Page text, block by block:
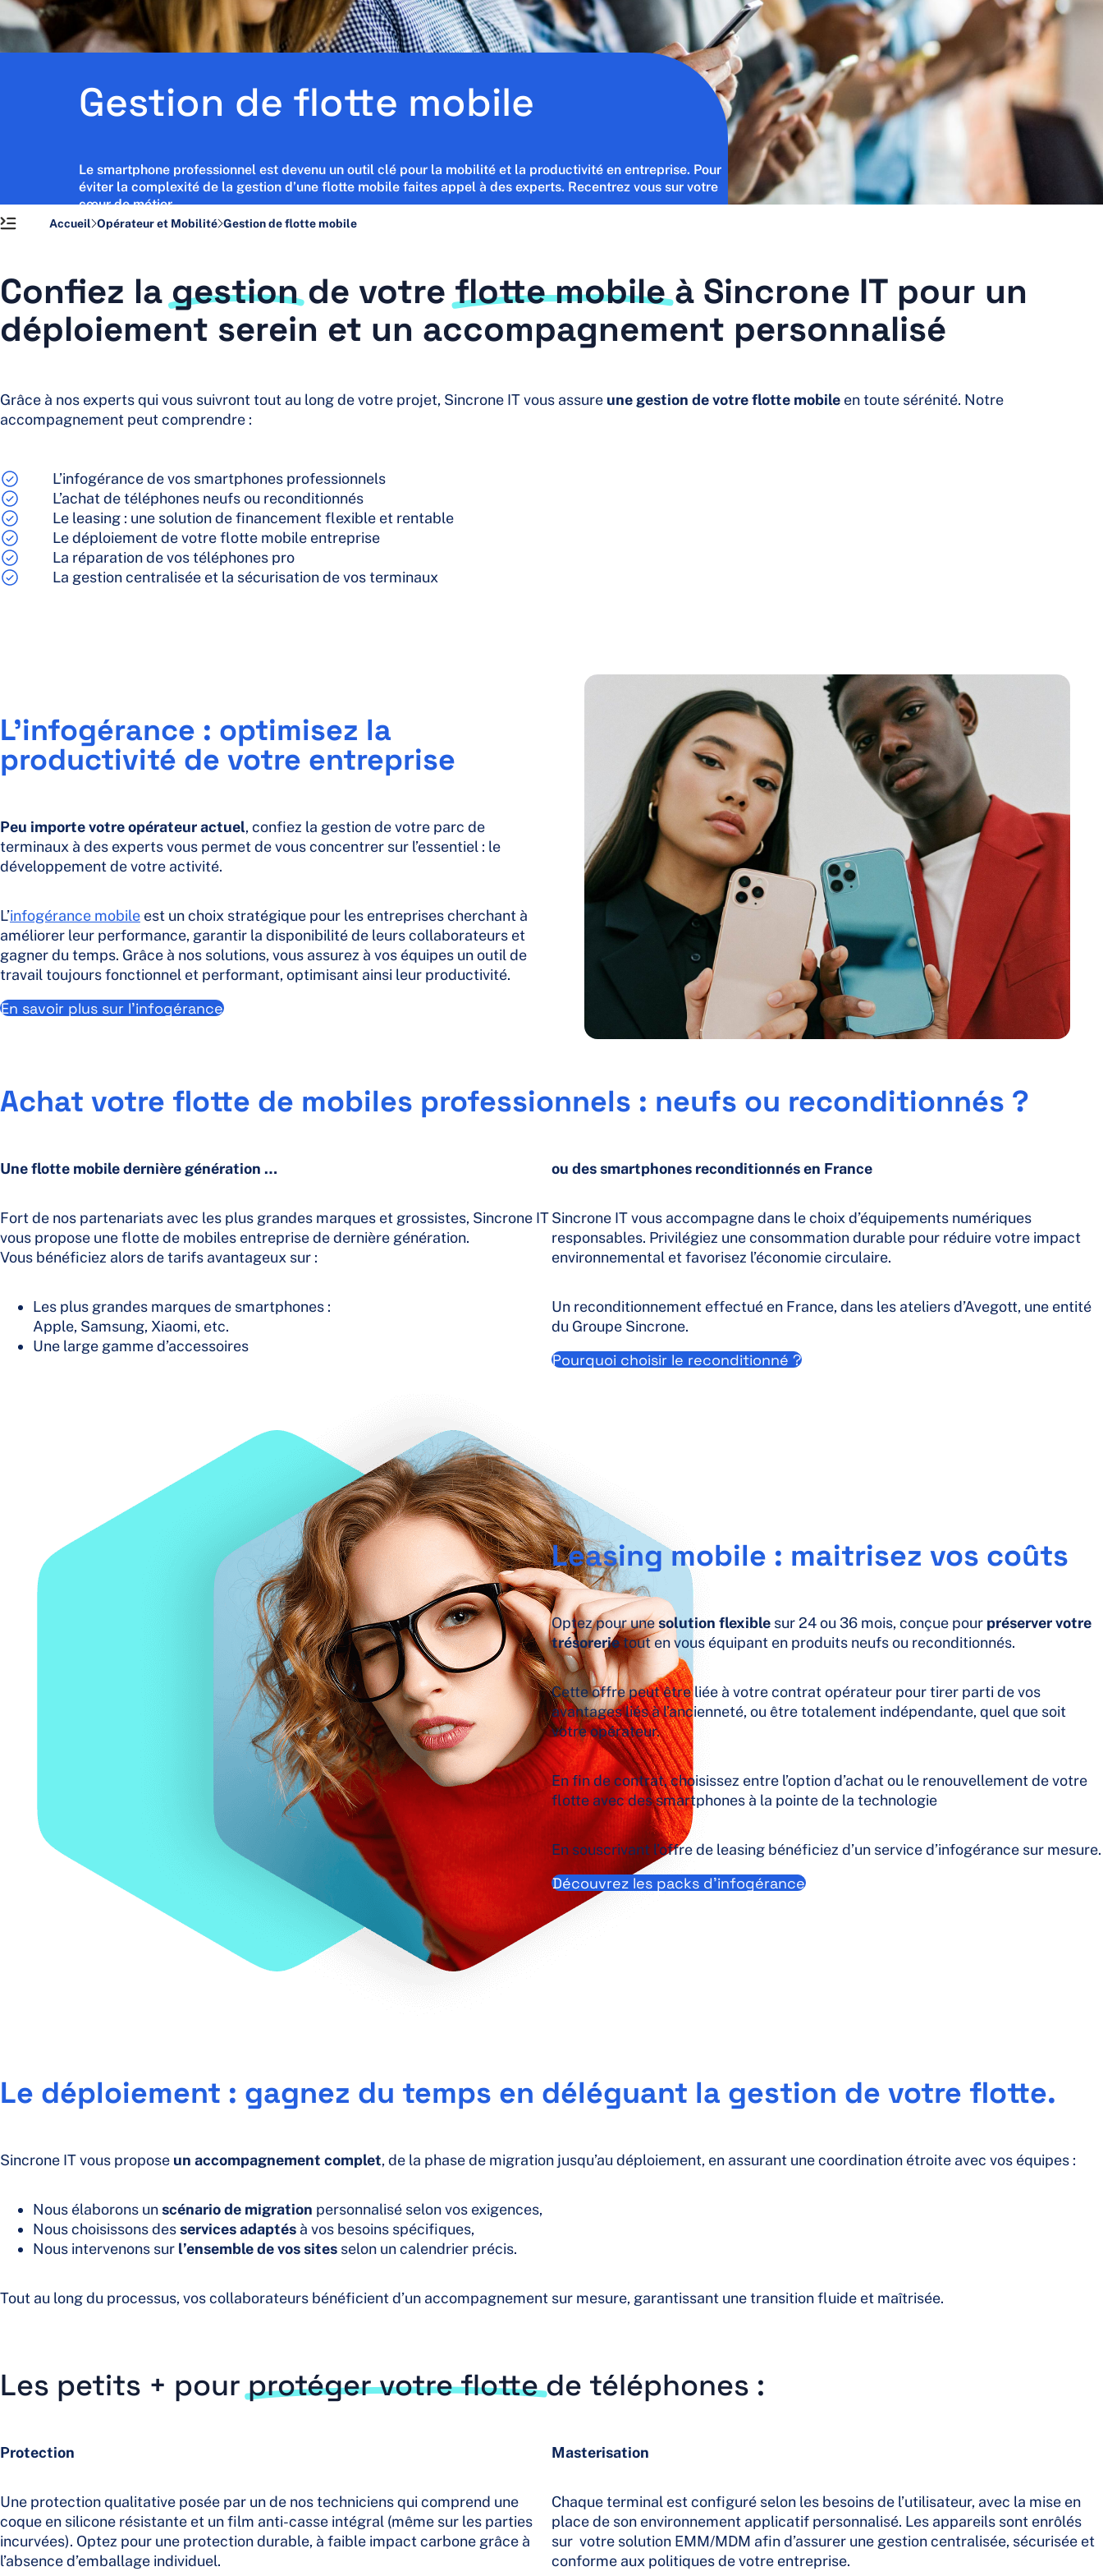
Actus et Ressources
Contact
Support
Gestion de flotte mobile
Le smartphone professionnel est devenu un outil clé pour la mobilité et la productivité en entreprise. Pour
éviter la complexité de la gestion d’une flotte mobile faites appel à des experts. Recentrez vous sur votre
cœur de métier.
Accueil Opérateur et Mobilité Gestion de flotte mobile
Confiez lagestionde votreflotte mobileà Sincrone IT pour un
déploiement serein et un accompagnement personnalisé
Grâce à nos experts qui vous suivront tout au long de votre projet, Sincrone IT vous assure une gestion de votre flotte mobile en toute sérénité. Notre
accompagnement peut comprendre :
L’infogérance de vos smartphones professionnels
L’achat de téléphones neufs ou reconditionnés
Le leasing : une solution de financement flexible et rentable
Le déploiement de votre flotte mobile entreprise
La réparation de vos téléphones pro
La gestion centralisée et la sécurisation de vos terminaux
L’infogérance : optimisez la
productivité de votre entreprise
Peu importe votre opérateur actuel, confiez la gestion de votre parc de
terminaux à des experts vous permet de vous concentrer sur l’essentiel : le
développement de votre activité.
L’infogérance mobile est un choix stratégique pour les entreprises cherchant à
améliorer leur performance, garantir la disponibilité de leurs collaborateurs et
gagner du temps. Grâce à nos solutions, vous assurez à vos équipes un outil de
travail toujours fonctionnel et performant, optimisant ainsi leur productivité.
En savoir plus sur l’infogérance
Achat votre flotte de mobiles professionnels : neufs ou reconditionnés ?
Une flotte mobile dernière génération …
Fort de nos partenariats avec les plus grandes marques et grossistes, Sincrone IT
vous propose une flotte de mobiles entreprise de dernière génération.
Vous bénéficiez alors de tarifs avantageux sur :
Les plus grandes marques de smartphones :
Apple, Samsung, Xiaomi, etc.
Une large gamme d’accessoires
ou des smartphones reconditionnés en France
Sincrone IT vous accompagne dans le choix d’équipements numériques
responsables. Privilégiez une consommation durable pour réduire votre impact
environnemental et favorisez l’économie circulaire.
Un reconditionnement effectué en France, dans les ateliers d’Avegott, une entité
du Groupe Sincrone.
Pourquoi choisir le reconditionné ?
Leasing mobile : maitrisez vos coûts
Optez pour unesolution flexible sur 24 ou 36 mois, conçue pour préserver votre
trésorerietout en vous équipant en produits neufs ou reconditionnés.
Cette offre peut être liée à votre contrat opérateur pour tirer parti de vos
avantages liés à l’ancienneté, ou être totalement indépendante, quel que soit
votre opérateur.
En fin de contrat, choisissez entre l’option d’achat ou le renouvellement de votre
flotte avec des smartphones à la pointe de la technologie
En souscrivant l’offre de leasing bénéficiez d’un service d’infogérance sur mesure.
Découvrez les packs d’infogérance
Le déploiement : gagnez du temps en déléguant la gestion de votre flotte.
Sincrone IT vous propose un accompagnement complet, de la phase de migration jusqu’au déploiement, en assurant une coordination étroite avec vos équipes :
Nous élaborons unscénariode migration personnalisé selon vos exigences,
Nous choisissons desservices adaptés à vos besoins spécifiques,
Nous intervenons sur l’ensemble de vos sites selon un calendrier précis.
Tout au long du processus, vos collaborateurs bénéficient d’un accompagnement sur mesure, garantissant une transition fluide et maîtrisée.
Les petits + pourprotéger votre flottede téléphones :
Protection
Une protection qualitative posée par un de nos techniciens qui comprend une
coque en silicone résistante et un film anti-casse intégral (même sur les parties
incurvées). Optez pour une protection durable, à faible impact carbone grâce à
l’absence d’emballage individuel.
Masterisation
Chaque terminal est configuré selon les besoins de l’utilisateur, avec la mise en
place de son environnement applicatif personnalisé. Les appareils sont enrôlés
sur votre solution EMM/MDM afin d’assurer une gestion centralisée, sécurisée et
conforme aux politiques de votre entreprise.